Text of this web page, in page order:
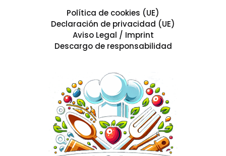
Política de cookies (UE)
Declaración de privacidad (UE)
Aviso Legal / Imprint
Descargo de responsabilidad